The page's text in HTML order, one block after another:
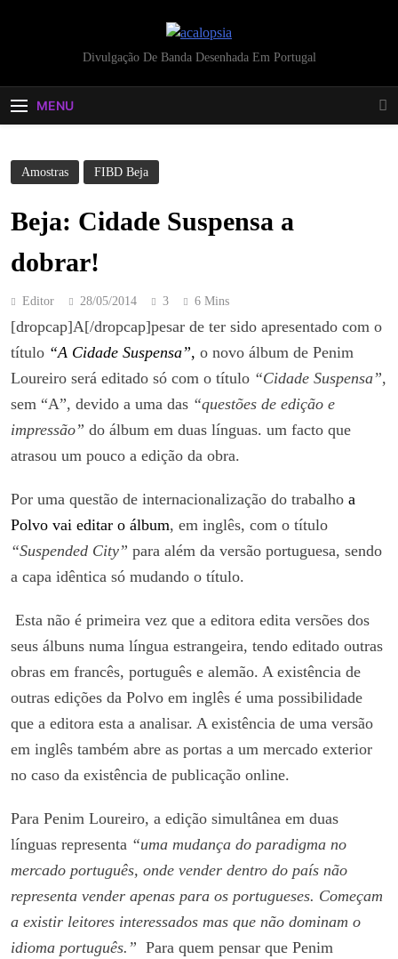
acalopsia
Divulgação De Banda Desenhada Em Portugal
MENU
Amostras FIBD Beja
Beja: Cidade Suspensa a
dobrar!
Editor 28/05/2014 3 6 Mins
[dropcap]A[/dropcap]pesar de ter sido apresentado com o
título “A Cidade Suspensa”, o novo álbum de Penim
Loureiro será editado só com o título “Cidade Suspensa”,
sem “A”, devido a uma das “questões de edição e
impressão” do álbum em duas línguas. um facto que
atrasou um pouco a edição da obra.
Por uma questão de internacionalização do trabalho a
Polvo vai editar o álbum, em inglês, com o título
“Suspended City” para além da versão portuguesa, sendo
a capa idêntica só mudando o título.
Esta não é primeira vez que a editora edita versões dos
seus álbuns numa língua estrangeira, tendo editado outras
obras em francês, português e alemão. A existência de
outras edições da Polvo em inglês é uma possibilidade
que a editora esta a analisar. A existência de uma versão
em inglês também abre as portas a um mercado exterior
no caso da existência de publicação online.
Para Penim Loureiro, a edição simultânea em duas
línguas representa “uma mudança do paradigma no
mercado português, onde vender dentro do país não
representa vender apenas para os portugueses. Começam
a existir leitores interessados mas que não dominam o
idioma português.” Para quem pensar que Penim